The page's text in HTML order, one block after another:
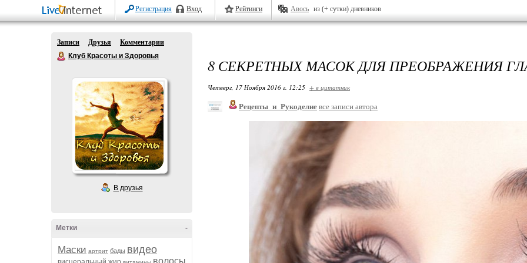
Регистрация Вход Рейтинги Авось из (+ сутки) дневников
Записи Друзья
Комментарии
Клуб Красоты и Здоровья
В друзья
-
Метки
Маски артрит бады видео
волосы
8 СЕКРЕТНЫХ МАСОК ДЛЯ ПРЕОБРАЖЕНИЯ
Четверг, 17 Ноября 2016 г. 12:25 + в цитатник
Рецепты_и_Рукоделие все записи автора